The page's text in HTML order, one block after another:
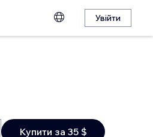
Увійти
Купити за 35 $